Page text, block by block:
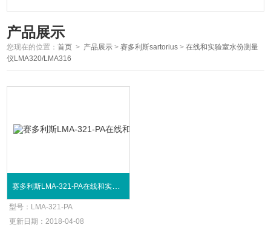
产品展示
您现在的位置：首页 > 产品展示 >赛多利斯sartorius >在线和实验室水份测量
仪LMA320/LMA316
型号： LMA-321-PA
更新日期： 2018-04-08